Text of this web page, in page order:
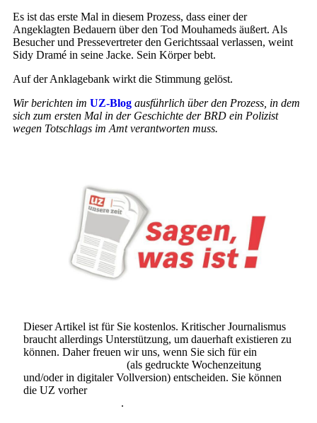
Es ist das erste Mal in diesem Prozess, dass einer der
Angeklagten Bedauern über den Tod Mouhameds äußert. Als
Besucher und Pressevertreter den Gerichtssaal verlassen, weint
Sidy Dramé in seine Jacke. Sein Körper bebt.
Auf der Anklagebank wirkt die Stimmung gelöst.
Wir berichten im UZ-Blog ausführlich über den Prozess, in dem
sich zum ersten Mal in der Geschichte der BRD ein Polizist
wegen Totschlags im Amt verantworten muss.
Dieser Artikel ist für Sie kostenlos. Kritischer Journalismus
braucht allerdings Unterstützung, um dauerhaft existieren zu
können. Daher freuen wir uns, wenn Sie sich für ein
(als gedruckte Wochenzeitung
und/oder in digitaler Vollversion) entscheiden. Sie können
die UZ vorher
.